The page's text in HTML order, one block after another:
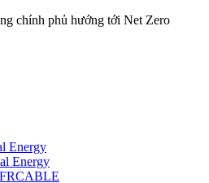
chính phủ hướng tới Net Zero
Energy
Energy